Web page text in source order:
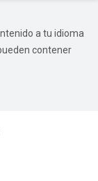
a tu idioma
contener